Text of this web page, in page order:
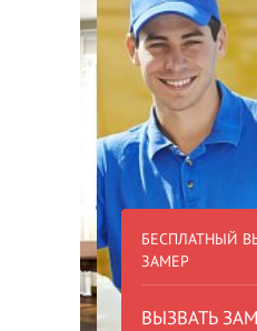
БЕСПЛАТНЫЙ
ЗАМЕР
ВЫЗВАТЬ